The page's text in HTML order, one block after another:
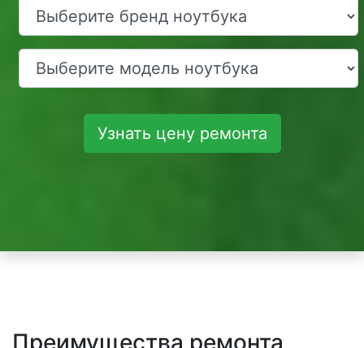
Узнать цену ремонта
Преимущества ремонта